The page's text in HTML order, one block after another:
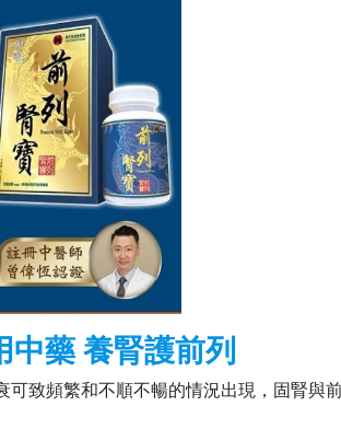
中藥 養腎護前列
致頻繁和不順不暢的情況出現，固腎與